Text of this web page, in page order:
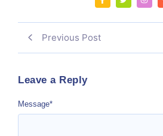
Previous Post
Leave a Reply
Message*